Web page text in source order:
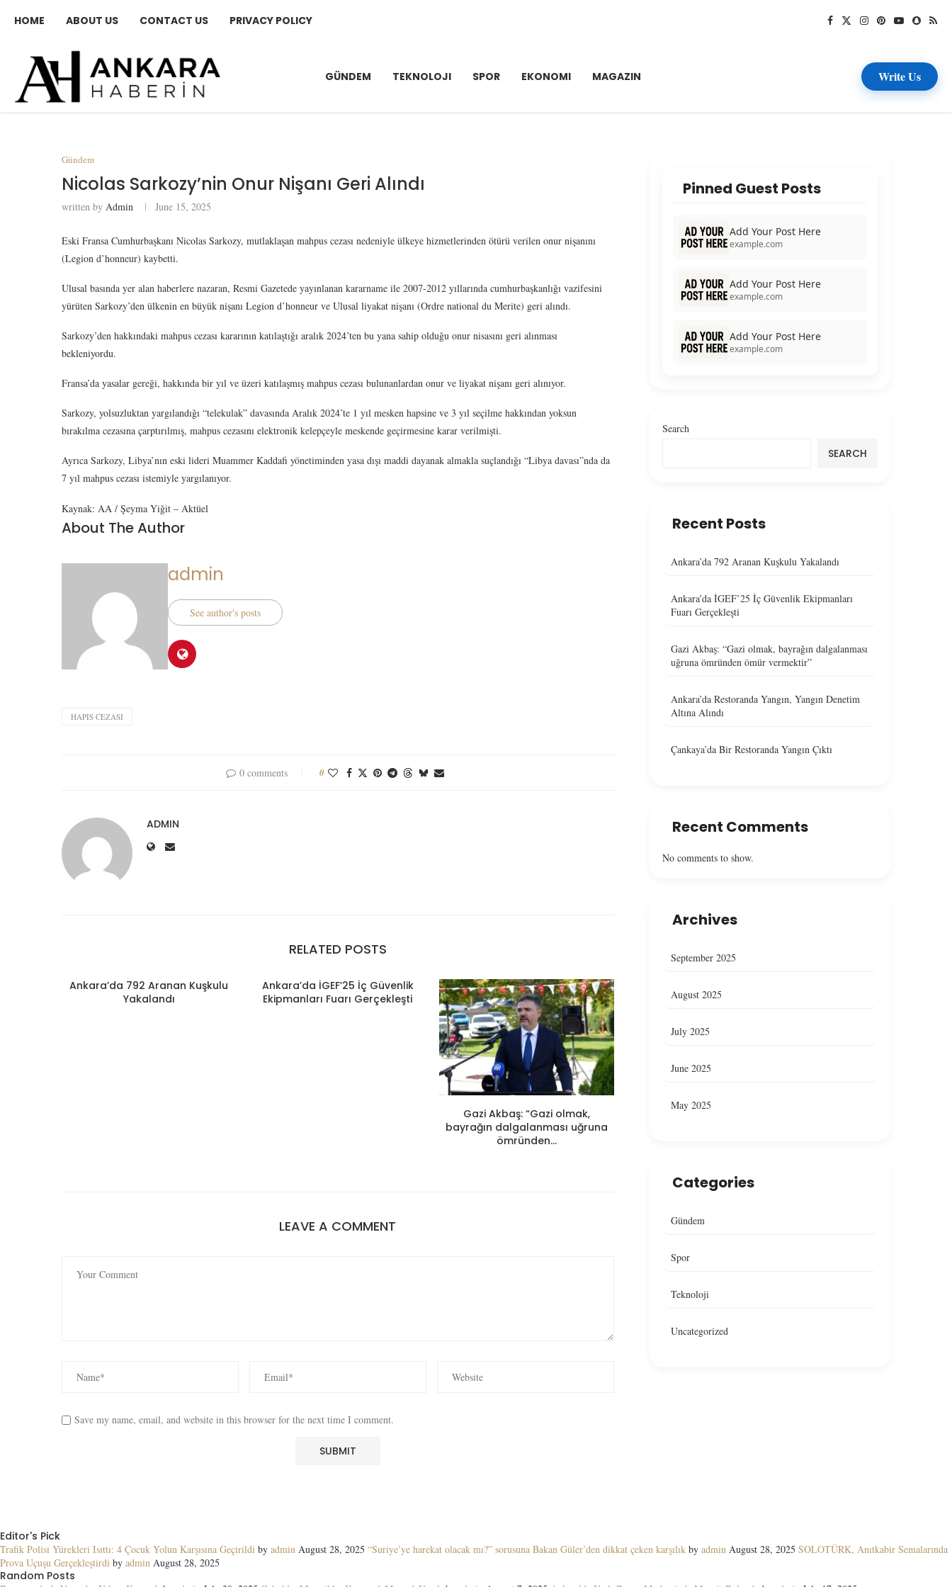
HOME ABOUT US CONTACT US PRIVACY POLICY
GÜNDEM TEKNOLOJI SPOR EKONOMI MAGAZIN Write Us
Gündem
Nicolas Sarkozy’nin Onur Nişanı Geri Alındı
written by Admin June 15, 2025
Eski Fransa Cumhurbaşkanı Nicolas Sarkozy, mutlaklaşan mahpus cezası nedeniyle ülkeye hizmetlerinden ötürü verilen onur nişanını
(Legion d’honneur) kaybetti.
Ulusal basında yer alan haberlere nazaran, Resmi Gazetede yayınlanan kararname ile 2007-2012 yıllarında cumhurbaşkanlığı vazifesini
yürüten Sarkozy’den ülkenin en büyük nişanı Legion d’honneur ve Ulusal liyakat nişanı (Ordre national du Merite) geri alındı.
Sarkozy’den hakkındaki mahpus cezası kararının katılaştığı aralık 2024’ten bu yana sahip olduğu onur nisasını geri alınması
bekleniyordu.
Fransa’da yasalar gereği, hakkında bir yıl ve üzeri katılaşmış mahpus cezası bulunanlardan onur ve liyakat nişanı geri alınıyor.
Sarkozy, yolsuzluktan yargılandığı “telekulak” davasında Aralık 2024’te 1 yıl mesken hapsine ve 3 yıl seçilme hakkından yoksun
bırakılma cezasına çarptırılmış, mahpus cezasını elektronik kelepçeyle meskende geçirmesine karar verilmişti.
Ayrıca Sarkozy, Libya’nın eski lideri Muammer Kaddafi yönetiminden yasa dışı maddi dayanak almakla suçlandığı “Libya davası”nda da
7 yıl mahpus cezası istemiyle yargılanıyor.
Kaynak: AA / Şeyma Yiğit – Aktüel
About The Author
admin
See author's posts
HAPIS CEZASI
0 comments 0
ADMIN
RELATED POSTS
Ankara’da 792 Aranan Kuşkulu
Yakalandı
Ankara’da İGEF’25 İç Güvenlik
Ekipmanları Fuarı Gerçekleşti
Gazi Akbaş: “Gazi olmak,
bayrağın dalgalanması uğruna
ömründen...
Ankara’da Restoranda Yangın,
LEAVE A COMMENT
Save my name, email, and website in this browser for the next time I comment.
Pinned Guest Posts
Add Your Post Here
example.com
Add Your Post Here
example.com
Add Your Post Here
example.com
Search
SEARCH
Recent Posts
Ankara’da 792 Aranan Kuşkulu Yakalandı
Ankara’da İGEF’25 İç Güvenlik Ekipmanları
Fuarı Gerçekleşti
Gazi Akbaş: “Gazi olmak, bayrağın dalgalanması
uğruna ömründen ömür vermektir”
Ankara’da Restoranda Yangın, Yangın Denetim
Altına Alındı
Çankaya’da Bir Restoranda Yangın Çıktı
Recent Comments
No comments to show.
Archives
September 2025
August 2025
July 2025
June 2025
May 2025
Categories
Gündem
Spor
Teknoloji
Uncategorized
Editor's Pick
Trafik Polisi Yürekleri Isıttı: 4 Çocuk Yolun Karşısına Geçirildi by admin August 28, 2025 “Suriye’ye harekat olacak mı?” sorusuna Bakan Güler’den dikkat çeken karşılık by admin August 28, 2025 SOLOTÜRK, Anıtkabir Semalarında
Prova Uçuşu Gerçekleştirdi by admin August 28, 2025
Random Posts